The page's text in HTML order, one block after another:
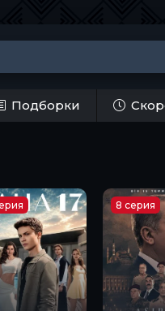
Подборки
8 серия